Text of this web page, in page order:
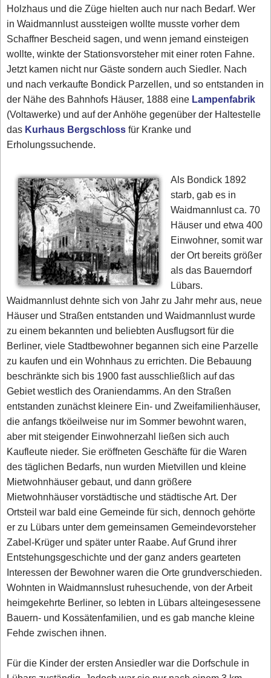
Holzhaus und die Züge hielten auch nur nach Bedarf. Wer
in Waidmannlust aussteigen wollte musste vorher dem
Schaffner Bescheid sagen, und wenn jemand einsteigen
wollte, winkte der Stationsvorsteher mit einer roten Fahne.
Jetzt kamen nicht nur Gäste sondern auch Siedler. Nach
und nach verkaufte Bondick Parzellen, und so entstanden in
der Nähe des Bahnhofs Häuser, 1888 eine Lampenfabrik
(Voltawerke) und auf der Anhöhe gegenüber der Haltestelle
das Kurhaus Bergschlossfür Kranke und
Erholungssuchende.
Als Bondick 1892
starb, gab es in
Waidmannlust ca. 70
Häuser und etwa 400
Einwohner, somit war
der Ort bereits größer
als das Bauerndorf
Lübars.
Waidmannlust dehnte sich von Jahr zu Jahr mehr aus, neue
Häuser und Straßen entstanden und Waidmannlust wurde
zu einem bekannten und beliebten Ausflugsort für die
Berliner, viele Stadtbewohner begannen sich eine Parzelle
zu kaufen und ein Wohnhaus zu errichten. Die Bebauung
beschränkte sich bis 1900 fast ausschließlich auf das
Gebiet westlich des Oraniendamms. An den Straßen
entstanden zunächst kleinere Ein- und Zweifamilienhäuser,
die anfangs tköeilweise nur im Sommer bewohnt waren,
aber mit steigender Einwohnerzahl ließen sich auch
Kaufleute nieder. Sie eröffneten Geschäfte für die Waren
des täglichen Bedarfs, nun wurden Mietvillen und kleine
Mietwohnhäuser gebaut, und dann größere
Mietwohnhäuser vorstädtische und städtische Art. Der
Ortsteil war bald eine Gemeinde für sich, dennoch gehörte
er zu Lübars unter dem gemeinsamen Gemeindevorsteher
Zabel-Krüger und später unter Raabe. Auf Grund ihrer
Entstehungsgeschichte und der ganz anders gearteten
Interessen der Bewohner waren die Orte grundverschieden.
Wohnten in Waidmannslust ruhesuchende, von der Arbeit
heimgekehrte Berliner, so lebten in Lübars alteingesessene
Bauern- und Kossätenfamilien, und es gab manche kleine
Fehde zwischen ihnen.
Für die Kinder der ersten Ansiedler war die Dorfschule in